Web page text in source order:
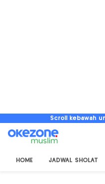
Scroll kebawah
HOME JADWAL SHOLAT